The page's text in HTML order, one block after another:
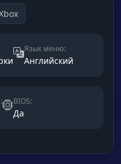
Язык меню:
Английский
BIOS:
Да